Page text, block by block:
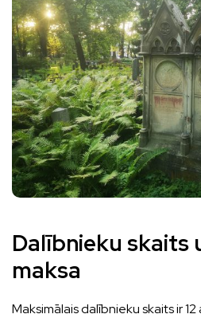
Dalībnieku skaits
maksa
Maksimālais dalībnieku skaits ir